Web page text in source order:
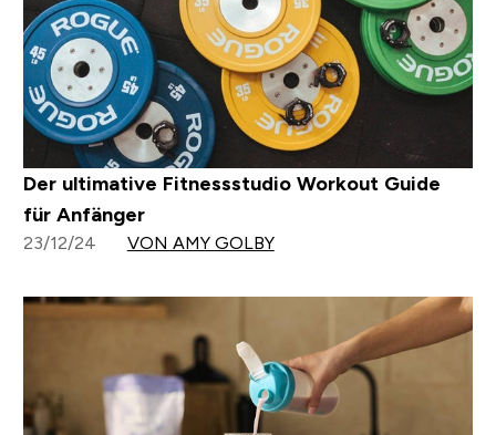
Der ultimative Fitnessstudio Workout Guide
für Anfänger
23/12/24 VON AMY GOLBY